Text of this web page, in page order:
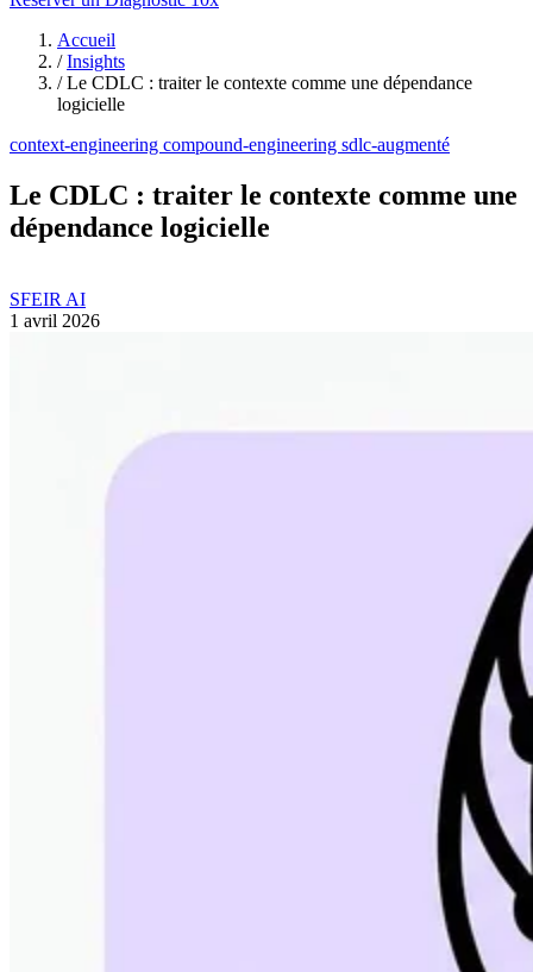
Accueil
/ Insights
/ Le CDLC : traiter le contexte comme une dépendance
logicielle
context-engineering compound-engineering sdlc-augmenté
Le CDLC : traiter le contexte comme une
dépendance logicielle
SFEIR AI
1 avril 2026